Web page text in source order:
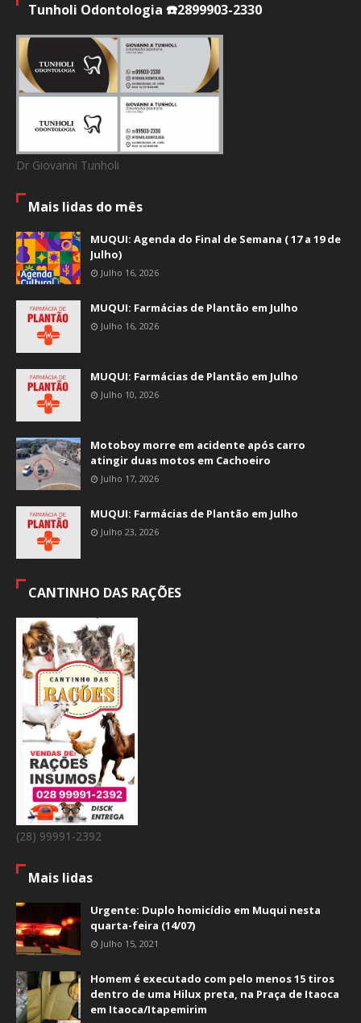
Tunholi Odontologia ☎️2899903-2330
Dr Giovanni Tunholi
Mais lidas do mês
MUQUI: Agenda do Final de Semana ( 17 a 19 de
Julho)
Julho 16, 2026
MUQUI: Farmácias de Plantão em Julho
Julho 16, 2026
MUQUI: Farmácias de Plantão em Julho
Julho 10, 2026
Motoboy morre em acidente após carro
atingir duas motos em Cachoeiro
Julho 17, 2026
MUQUI: Farmácias de Plantão em Julho
Julho 23, 2026
CANTINHO DAS RAÇÕES
(28) 99991-2392
Mais lidas
Urgente: Duplo homicídio em Muqui nesta
quarta-feira (14/07)
Julho 15, 2021
Homem é executado com pelo menos 15 tiros
dentro de uma Hilux preta, na Praça de Itaoca
em Itaoca/Itapemirim